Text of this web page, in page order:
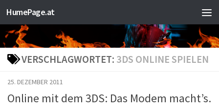
Zum Inhalt springen
HumePage.at
VERSCHLAGWORTET: 3DS ONLINE SPIELEN
25. DEZEMBER 2011
Online mit dem 3DS: Das Modem macht’s.